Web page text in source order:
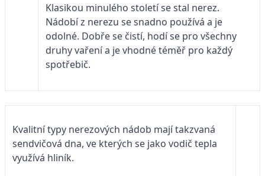
Klasikou minulého století se stal nerez.
Nádobí z nerezu se snadno používá a je
odolné. Dobře se čistí, hodí se pro všechny
druhy vaření a je vhodné téměř pro každý
spotřebič.
Kvalitní typy nerezových nádob mají takzvaná
sendvičová dna, ve kterých se jako vodič tepla
využívá hliník.